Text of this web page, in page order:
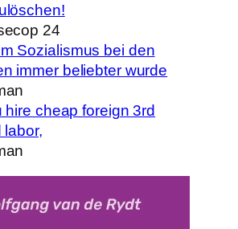
24
Sozialismus bei den
immer beliebter wurde
hire cheap foreign 3rd
labor,